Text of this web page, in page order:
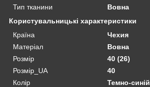
Тип тканини
Вовна
Користувальницькі характеристики
Країна
Чехия
Матеріал
Вовна
Розмір
40 (26)
Розмір_UA
40
Колір
Темно-синій